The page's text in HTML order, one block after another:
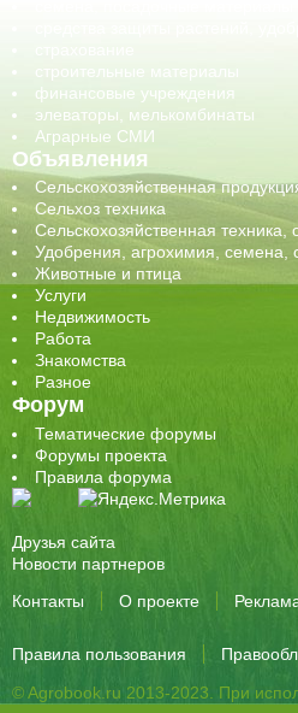
строительные материалы
финансовые учреждения
элеваторы, мелькомбинаты
Аграрные СМИ
Объявления
Сельскохозяйственная
Сельхоз техника
Сельскохозяйственная техника,
Удобрения, агрохимия, семена,
Животные и птица
Услуги
Недвижимость
Работа
Знакомства
Разное
Форум
Тематические форумы
Форумы проекта
Правила форума
Друзья сайта
Новости партнеров
Контакты
О проекте
Правила пользования
© Agrobook.ru 2013-2023. При